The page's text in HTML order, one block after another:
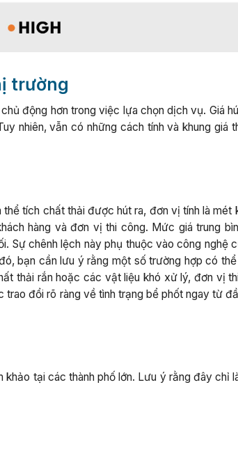
trường
động hơn trong việc lựa chọn dịch vụ. Giá
nhiên, vẫn có những cách tính và khung giá
tích chất thải được hút ra, đơn vị tính là mét
hàng và đơn vị thi công. Mức giá trung
chênh lệch này phụ thuộc vào công nghệ
bạn cần lưu ý rằng một số trường hợp có thể
thải rắn hoặc các vật liệu khó xử lý, đơn vị
đổi rõ ràng về tình trạng bể phốt ngay từ
tại các thành phố lớn. Lưu ý rằng đây chỉ